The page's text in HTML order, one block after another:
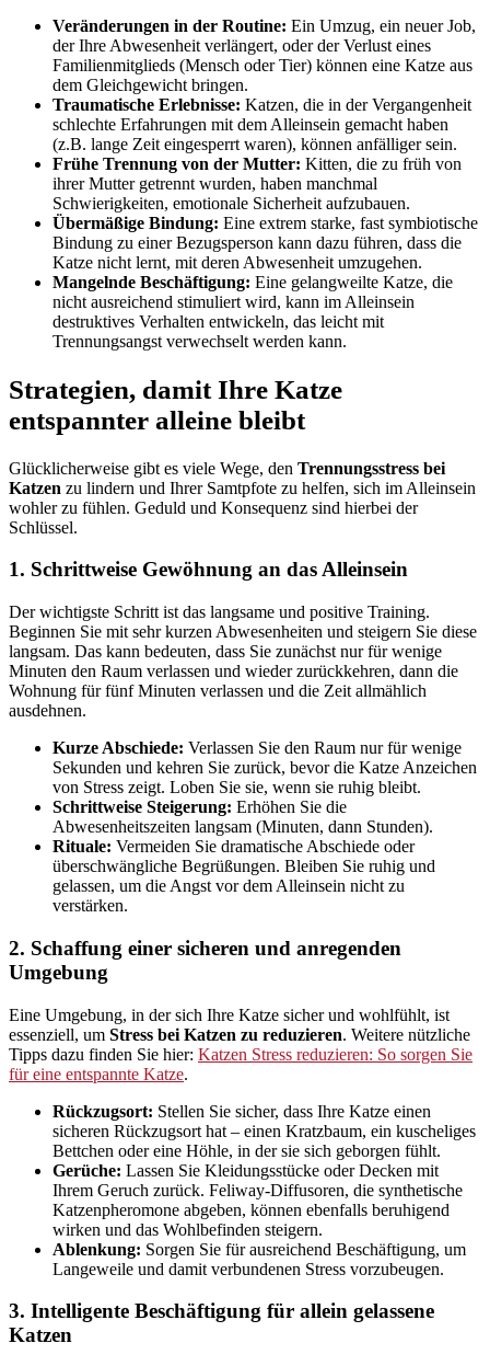
Veränderungen in der Routine: Ein Umzug, ein neuer Job,
der Ihre Abwesenheit verlängert, oder der Verlust eines
Familienmitglieds (Mensch oder Tier) können eine Katze aus
dem Gleichgewicht bringen.
Traumatische Erlebnisse: Katzen, die in der Vergangenheit
schlechte Erfahrungen mit dem Alleinsein gemacht haben
(z.B. lange Zeit eingesperrt waren), können anfälliger sein.
Frühe Trennung von der Mutter: Kitten, die zu früh von
ihrer Mutter getrennt wurden, haben manchmal
Schwierigkeiten, emotionale Sicherheit aufzubauen.
Übermäßige Bindung: Eine extrem starke, fast symbiotische
Bindung zu einer Bezugsperson kann dazu führen, dass die
Katze nicht lernt, mit deren Abwesenheit umzugehen.
Mangelnde Beschäftigung: Eine gelangweilte Katze, die
nicht ausreichend stimuliert wird, kann im Alleinsein
destruktives Verhalten entwickeln, das leicht mit
Trennungsangst verwechselt werden kann.
Strategien, damit Ihre Katze
entspannter alleine bleibt
Glücklicherweise gibt es viele Wege, den Trennungsstress bei
Katzen zu lindern und Ihrer Samtpfote zu helfen, sich im Alleinsein
wohler zu fühlen. Geduld und Konsequenz sind hierbei der
Schlüssel.
1. Schrittweise Gewöhnung an das Alleinsein
Der wichtigste Schritt ist das langsame und positive Training.
Beginnen Sie mit sehr kurzen Abwesenheiten und steigern Sie diese
langsam. Das kann bedeuten, dass Sie zunächst nur für wenige
Minuten den Raum verlassen und wieder zurückkehren, dann die
Wohnung für fünf Minuten verlassen und die Zeit allmählich
ausdehnen.
Kurze Abschiede: Verlassen Sie den Raum nur für wenige
Sekunden und kehren Sie zurück, bevor die Katze Anzeichen
von Stress zeigt. Loben Sie sie, wenn sie ruhig bleibt.
Schrittweise Steigerung: Erhöhen Sie die
Abwesenheitszeiten langsam (Minuten, dann Stunden).
Rituale: Vermeiden Sie dramatische Abschiede oder
überschwängliche Begrüßungen. Bleiben Sie ruhig und
gelassen, um die Angst vor dem Alleinsein nicht zu
verstärken.
2. Schaffung einer sicheren und anregenden
Umgebung
Eine Umgebung, in der sich Ihre Katze sicher und wohlfühlt, ist
essenziell, um Stress bei Katzen zu reduzieren. Weitere nützliche
Tipps dazu finden Sie hier: Katzen Stress reduzieren: So sorgen Sie
für eine entspannte Katze.
Rückzugsort: Stellen Sie sicher, dass Ihre Katze einen
sicheren Rückzugsort hat – einen Kratzbaum, ein kuscheliges
Bettchen oder eine Höhle, in der sie sich geborgen fühlt.
Gerüche: Lassen Sie Kleidungsstücke oder Decken mit
Ihrem Geruch zurück. Feliway-Diffusoren, die synthetische
Katzenpheromone abgeben, können ebenfalls beruhigend
wirken und das Wohlbefinden steigern.
Ablenkung: Sorgen Sie für ausreichend Beschäftigung, um
Langeweile und damit verbundenen Stress vorzubeugen.
3. Intelligente Beschäftigung für allein gelassene
Katzen